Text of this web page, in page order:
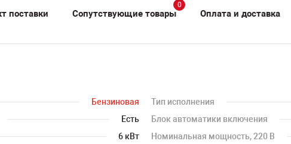
поставки Сопутствующие товары
0
Оплата и доставка
Бензиновая Тип исполнения
Есть Блок автоматики включения
6 кВт Номинальная мощность, 220 В